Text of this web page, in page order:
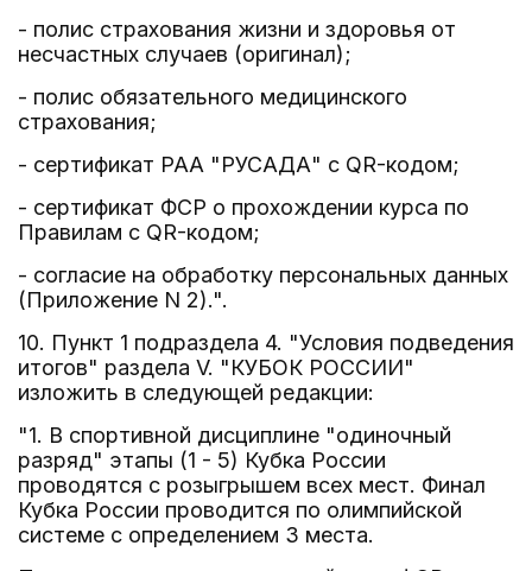
- полис страхования жизни и здоровья от
несчастных случаев (оригинал);
- полис обязательного медицинского
страхования;
- сертификат РАА "РУСАДА" с QR-кодом;
- сертификат ФСР о прохождении курса по
Правилам с QR-кодом;
- согласие на обработку персональных данных
(Приложение N 2).".
10. Пункт 1 подраздела 4. "Условия подведения
итогов" раздела V. "КУБОК РОССИИ"
изложить в следующей редакции:
"1. В спортивной дисциплине "одиночный
разряд" этапы (1 - 5) Кубка России
проводятся с розыгрышем всех мест. Финал
Кубка России проводится по олимпийской
системе с определением 3 места.